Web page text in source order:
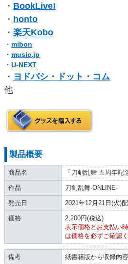
・ BookLive!
・ honto
・ 楽天Kobo
・ mibon
・ music.jp
・ U-NEXT
・ ヨドバシ・ドット・コム
他
製品概要
商品名 「刀剣乱舞 五周年
作品 刀剣乱舞-ONLINE-
発売日 2021年12月21日(火)
価格
2,200円(税込)
表示価格とお支払い
は価格を必ずご確認
備考 紙書籍版から収録内